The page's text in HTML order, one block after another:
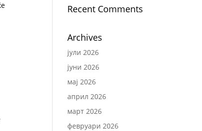
Recent Comments
Archives
јули 2026
јуни 2026
мај 2026
април 2026
март 2026
февруари 2026